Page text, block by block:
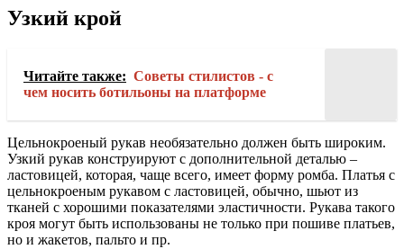
Узкий крой
Читайте также: Советы стилистов - с
чем носить ботильоны на платформе
Цельнокроеный рукав необязательно должен быть широким.
Узкий рукав конструируют с дополнительной деталью –
ластовицей, которая, чаще всего, имеет форму ромба. Платья с
цельнокроеным рукавом с ластовицей, обычно, шьют из
тканей с хорошими показателями эластичности. Рукава такого
кроя могут быть использованы не только при пошиве платьев,
но и жакетов, пальто и пр.